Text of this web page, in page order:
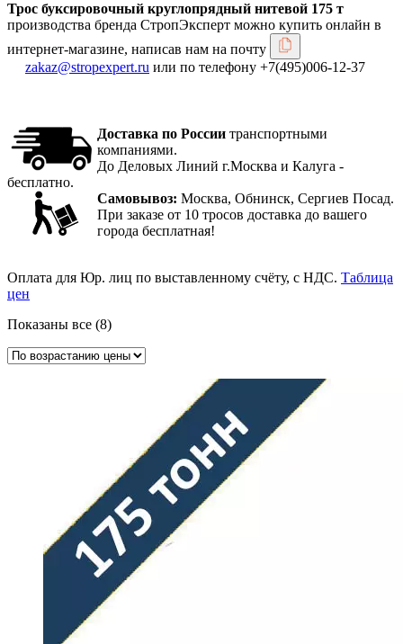
Трос буксировочный круглопрядный нитевой 175 т
производства бренда СтропЭксперт можно купить онлайн в
интернет-магазине, написав нам на почту
zakaz@stropexpert.ru или по телефону +7(495)006-12-37
Доставка по России транспортными
компаниями.
До Деловых Линий г.Москва и Калуга -
бесплатно.
Самовывоз: Москва, Обнинск, Сергиев Посад.
При заказе от 10 тросов доставка до вашего
города бесплатная!
Оплата для Юр. лиц по выставленному счёту, с НДС. Таблица
цен
Показаны все (8)Цены:
возрастанию